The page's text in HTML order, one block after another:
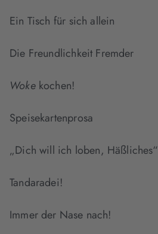
Ein Tisch für sich allein
Die Freundlichkeit Fremder
Wokekochen!
Speisekartenprosa
„Dich will ich loben, Häßliches“
Tandaradei!
Immer der Nase nach!